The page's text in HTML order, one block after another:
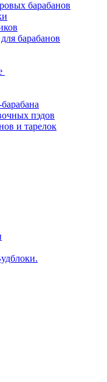
барабанов
барабанов
пэдов
и тарелок